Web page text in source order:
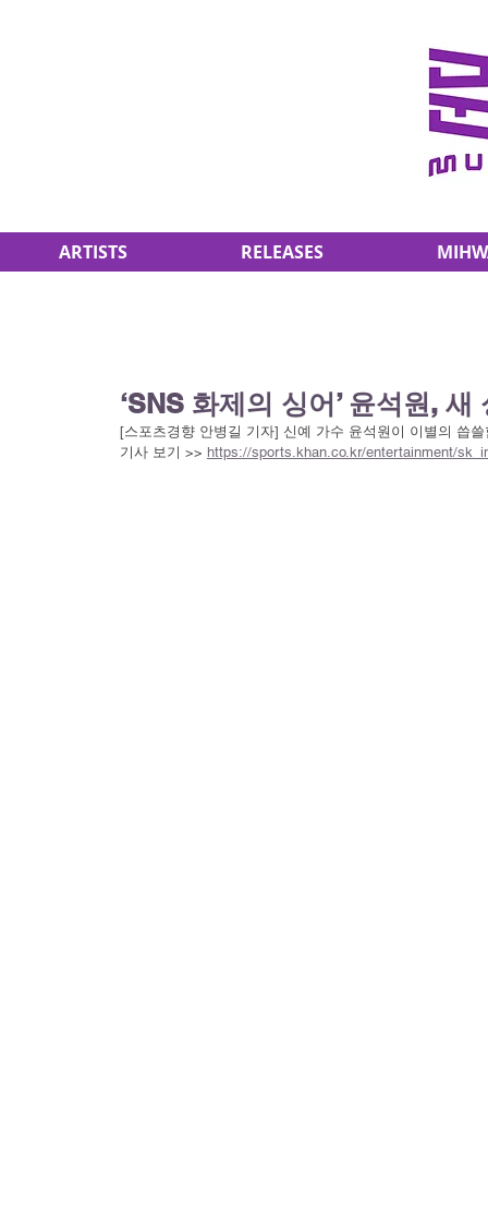
ARTISTS RELEASES
‘SNS 화제의 싱어’ 윤석원, 새
[스포츠경향 안병길 기자] 신예 가수 윤석원이 이별의 씁
기사 보기 >> https://sports.khan.co.kr/entertainment/